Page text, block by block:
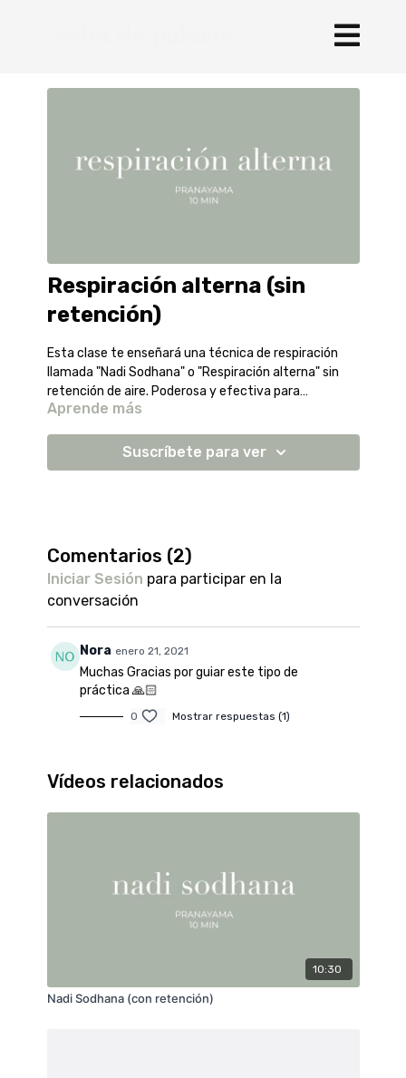
Respiración alterna (sin
retención)
Esta clase te enseñará una técnica de respiración
llamada "Nadi Sodhana" o "Respiración alterna" sin
retención de aire. Poderosa y efectiva para
aumentar la concentración,
equilibrar la energía solar y lunar en nuestro
Aprende más
Suscríbete para ver
Comentarios (2)
Iniciar Sesión para participar en la
conversación
Nora enero 21, 2021
Muchas Gracias por guiar este tipo de
práctica 🙏🏻
0 Mostrar respuestas (1)
Vídeos relacionados
10:30
Nadi Sodhana (con retención)